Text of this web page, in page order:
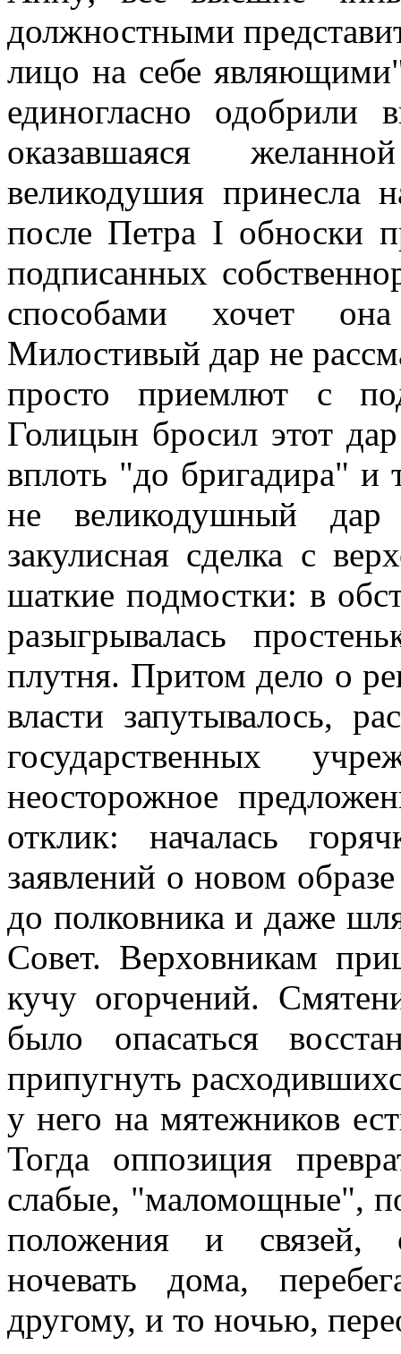
должностными
лицо на себе
единогласно
оказавшаяся
великодушия принесла
после Петра I обноски
подписанных
способами хочет
Милостивый дар не
просто приемлют с
Голицын бросил этот
вплоть "до бригадира"
не великодушный
закулисная сделка с
шаткие подмостки: в
разыгрывалась
плутня. Притом дело о
власти запутывалось,
государственных
неосторожное
отклик: началась
заявлений о новом
до полковника и даже
Совет. Верховникам
кучу огорчений.
было опасаться
припугнуть
у него на мятежников
Тогда оппозиция
слабые, "маломощные",
положения и связей,
ночевать дома,
другому, и то ночью,